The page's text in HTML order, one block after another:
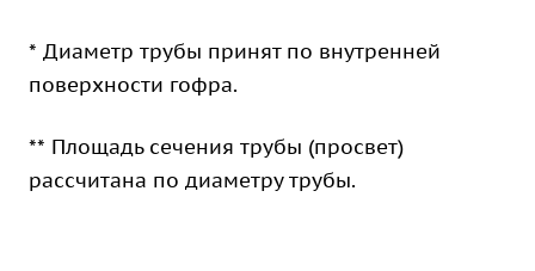
* Диаметр трубы принят по внутренней
поверхности гофра.
** Площадь сечения трубы (просвет)
рассчитана по диаметру трубы.